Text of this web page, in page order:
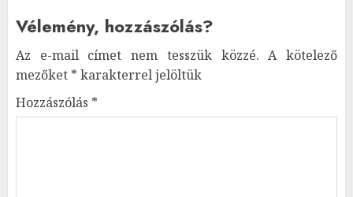
Vélemény, hozzászólás?
Az e-mail címet nem tesszük közzé. A kötelező
mezőket * karakterrel jelöltük
Hozzászólás *